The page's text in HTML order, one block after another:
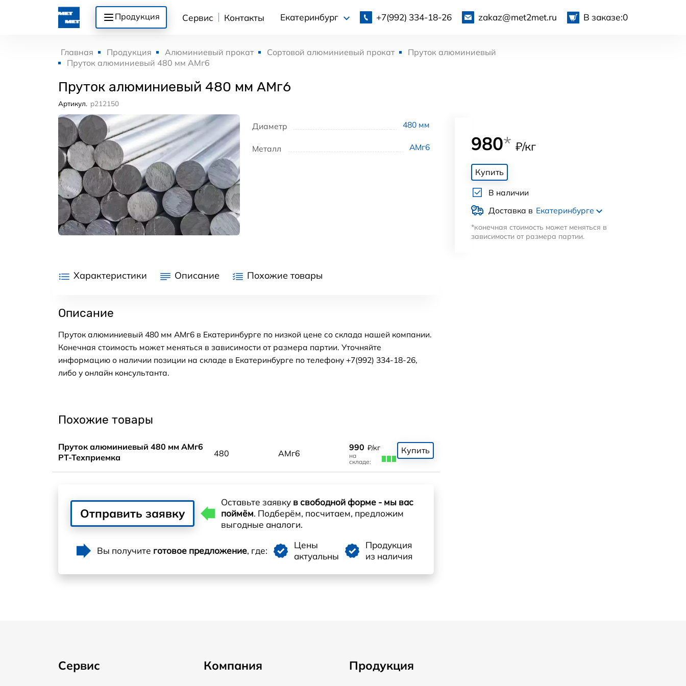
Продукция Сервис Контакты Екатеринбург +7(992) 334-18-26 zakaz@met2met.ru В заказе:0
Главная Продукция Алюминиевый прокат Сортовой алюминиевый прокат
Пруток алюминиевый
Пруток алюминиевый 480 мм АМг6
Пруток алюминиевый 480 мм АМг6
Артикул. p212150
Диаметр 480 мм
Металл АМг6 980* ₽/кг
Купить
В наличии
Доставка в Екатеринбурге
*конечная стоимость может меняться в
зависимости от размера партии.
Характеристики Описание Похожие товары
Описание
Пруток алюминиевый 480 мм АМг6 в Екатеринбурге по низкой цене со склада нашей компании.
Конечная стоимость может меняться в зависимости от размера партии. Уточняйте
информацию о наличии позиции на складе в Екатеринбурге по телефону +7(992) 334-18-26,
либо у онлайн консультанта.
Похожие товары
Пруток алюминиевый 480 мм АМг6
РТ-Техприемка
480 АМг6
990 ₽/кг
на
складе:
Купить
Отправить заявку
Оставьте заявку в свободной форме - мы вас
поймём. Подберём, посчитаем, предложим
выгодные аналоги.
Вы получите готовое предложение, где:
Цены
актуальны
Продукция
из наличия
Сервис Компания Продукция